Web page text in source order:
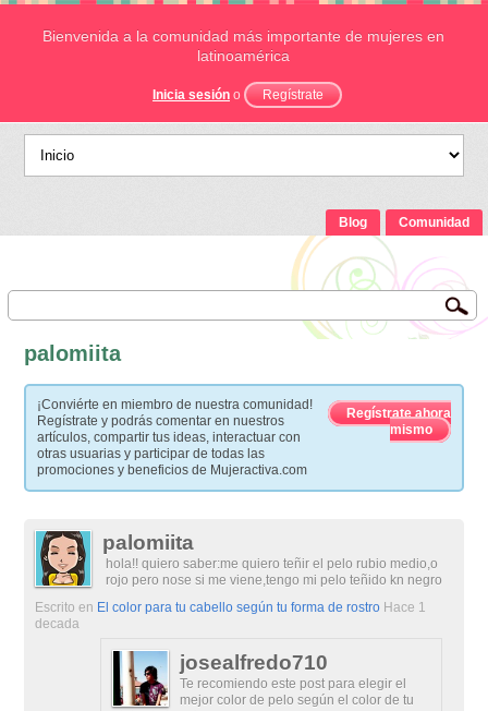
Bienvenida a la comunidad más importante de mujeres en
latinoamérica
Inicia sesión o Regístrate
Blog Comunidad
palomiita
¡Conviérte en miembro de nuestra comunidad!
Regístrate y podrás comentar en nuestros
artículos, compartir tus ideas, interactuar con
otras usuarias y participar de todas las
promociones y beneficios de Mujeractiva.com
Regístrate ahora
mismo
palomiita
hola!! quiero saber:me quiero teñir el pelo rubio medio,o
rojo pero nose si me viene,tengo mi pelo teñido kn negro
Escrito en El color para tu cabello según tu forma de rostro Hace 1
decada
josealfredo710
Te recomiendo este post para elegir el
mejor color de pelo según el color de tu